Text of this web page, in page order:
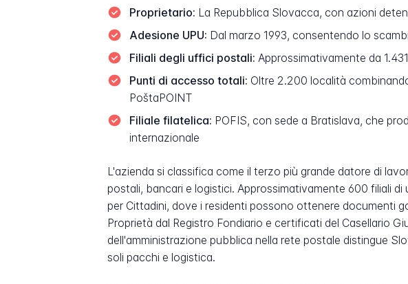
Proprietario: La Repubblica Slovacca, con azioni
Adesione UPU: Dal marzo 1993, consentendo lo
Filiali degli uffici postali: Approssimativamente da
Punti di accesso totali: Oltre 2.200 località
PoštaPOINT
Filiale filatelica: POFIS, con sede a Bratislava, che
internazionale
L'azienda si classifica come il terzo più grande datore di
postali, bancari e logistici. Approssimativamente 600 filiali
per Cittadini, dove i residenti possono ottenere documenti
Proprietà dal Registro Fondiario e certificati del Casellario
dell'amministrazione pubblica nella rete postale distingue
soli pacchi e logistica.